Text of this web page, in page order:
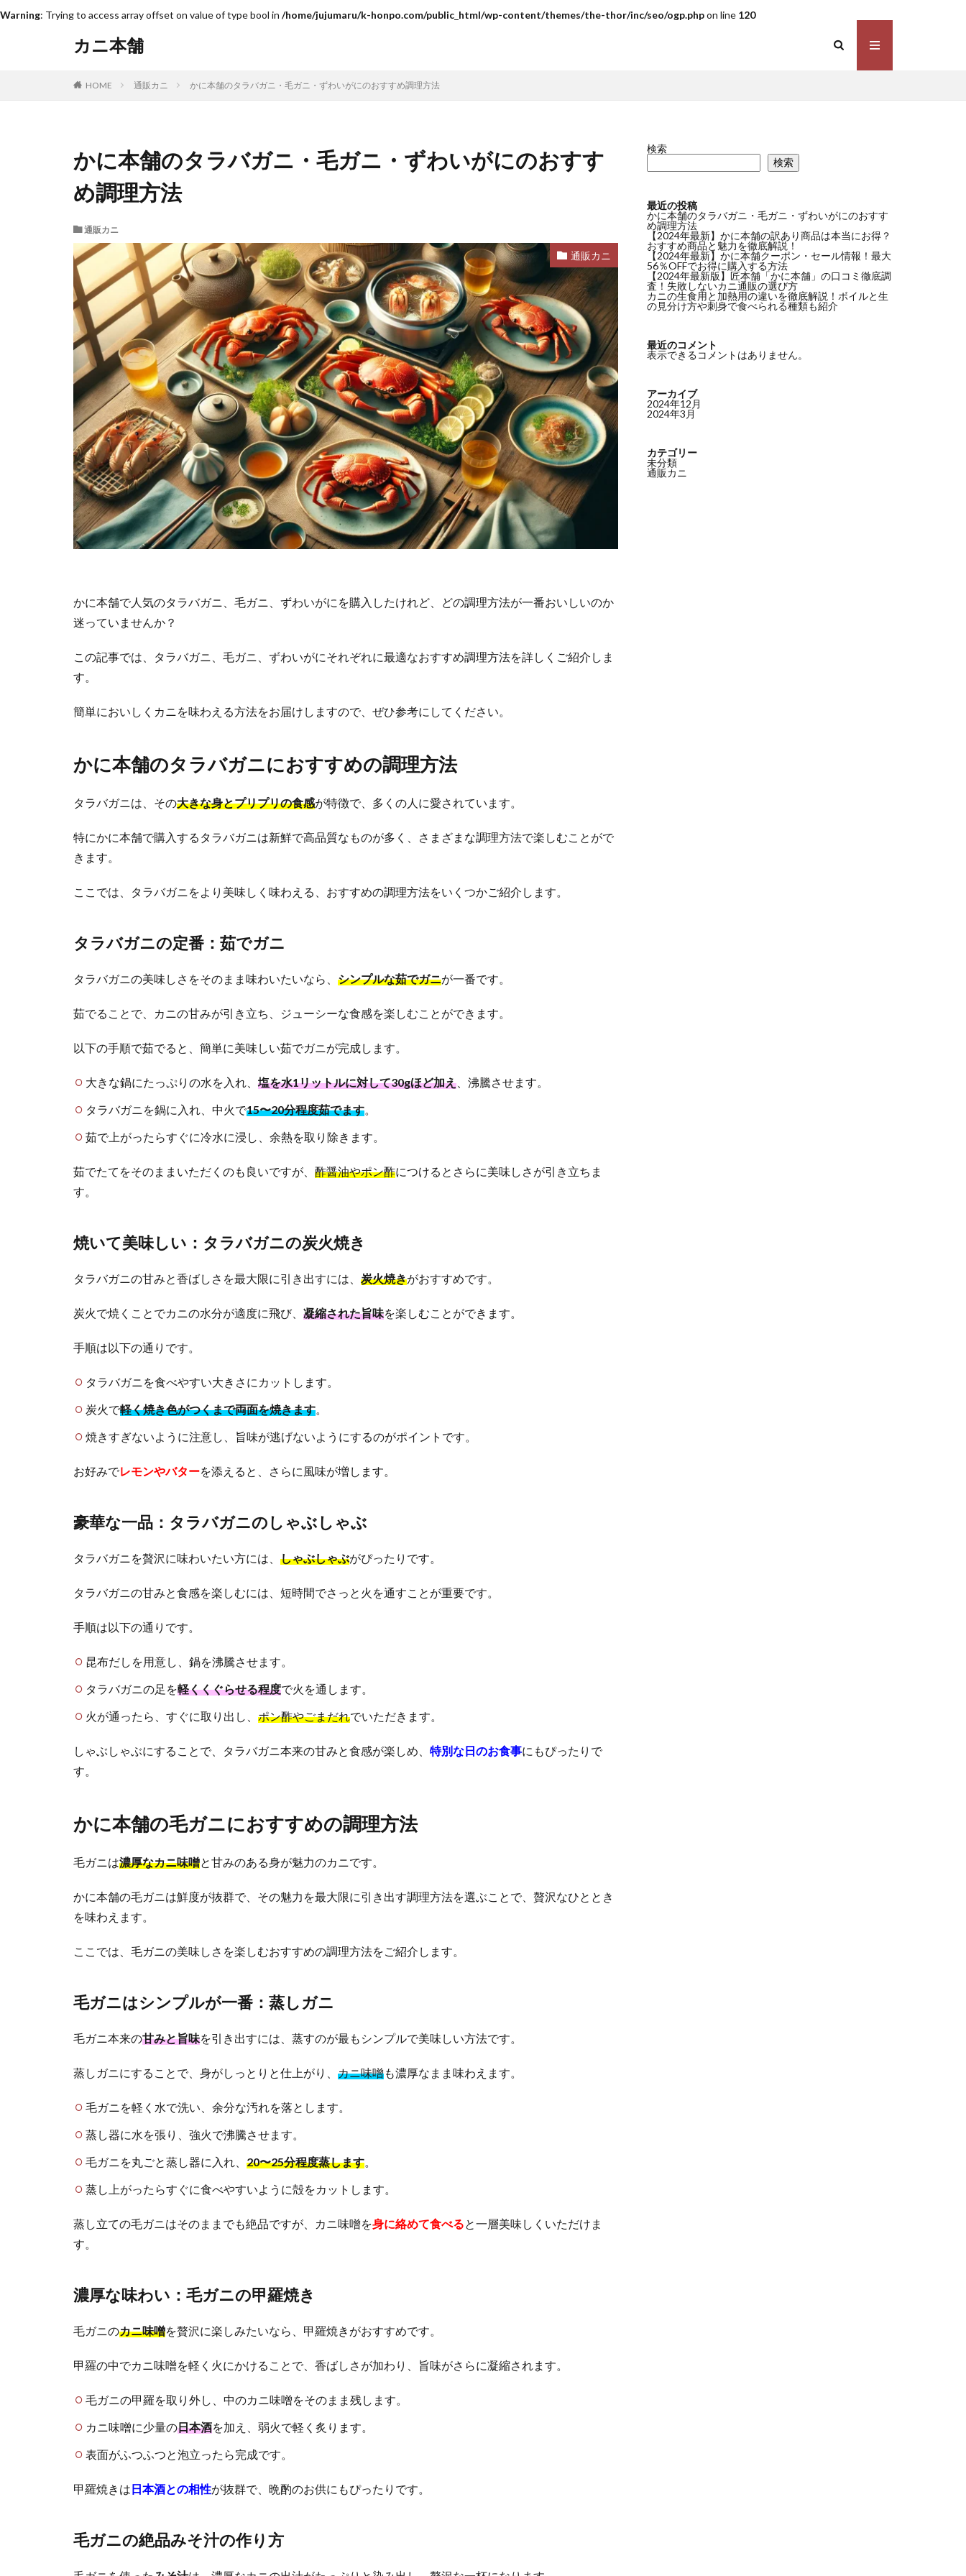
Warning: Trying to access array offset on value of type bool in /home/jujumaru/k-honpo.com/public_html/wp-content/themes/the-thor/inc/seo/ogp.phpon line 120
カニ本舗
HOME 通販カニ かに本舗のタラバガニ・毛ガニ・ずわいがにのおすすめ調理方法
かに本舗のタラバガニ・毛ガニ・ずわいがにのおすす
め調理方法
通販カニ
通販カニ
かに本舗で人気のタラバガニ、毛ガニ、ずわいがにを購入したけれど、どの調理方法が一番おいしいのか
迷っていませんか？
この記事では、タラバガニ、毛ガニ、ずわいがにそれぞれに最適なおすすめ調理方法を詳しくご紹介しま
す。
簡単においしくカニを味わえる方法をお届けしますので、ぜひ参考にしてください。
かに本舗のタラバガニにおすすめの調理方法
タラバガニは、その大きな身とプリプリの食感が特徴で、多くの人に愛されています。
特にかに本舗で購入するタラバガニは新鮮で高品質なものが多く、さまざまな調理方法で楽しむことがで
きます。
ここでは、タラバガニをより美味しく味わえる、おすすめの調理方法をいくつかご紹介します。
タラバガニの定番：茹でガニ
タラバガニの美味しさをそのまま味わいたいなら、 シンプルな茹でガニが一番です。
茹でることで、カニの甘みが引き立ち、ジューシーな食感を楽しむことができます。
以下の手順で茹でると、簡単に美味しい茹でガニが完成します。
大きな鍋にたっぷりの水を入れ、 塩を水1リットルに対して30gほど加え 、沸騰させます。
タラバガニを鍋に入れ、中火で15〜20分程度茹でます。
茹で上がったらすぐに冷水に浸し、余熱を取り除きます。
茹でたてをそのままいただくのも良いですが、 酢醤油やポン酢につけるとさらに美味しさが引き立ちま
す。
焼いて美味しい：タラバガニの炭火焼き
タラバガニの甘みと香ばしさを最大限に引き出すには、 炭火焼きがおすすめです。
炭火で焼くことでカニの水分が適度に飛び、 凝縮された旨味を楽しむことができます。
手順は以下の通りです。
タラバガニを食べやすい大きさにカットします。
炭火で軽く焼き色がつくまで両面を焼きます。
焼きすぎないように注意し、旨味が逃げないようにするのがポイントです。
お好みでレモンやバターを添えると、さらに風味が増します。
豪華な一品：タラバガニのしゃぶしゃぶ
タラバガニを贅沢に味わいたい方には、 しゃぶしゃぶがぴったりです。
タラバガニの甘みと食感を楽しむには、短時間でさっと火を通すことが重要です。
手順は以下の通りです。
昆布だしを用意し、鍋を沸騰させます。
タラバガニの足を軽くくぐらせる程度で火を通します。
火が通ったら、すぐに取り出し、 ポン酢やごまだれでいただきます。
しゃぶしゃぶにすることで、タラバガニ本来の甘みと食感が楽しめ、 特別な日のお食事にもぴったりで
す。
かに本舗の毛ガニにおすすめの調理方法
毛ガニは濃厚なカニ味噌と甘みのある身が魅力のカニです。
かに本舗の毛ガニは鮮度が抜群で、その魅力を最大限に引き出す調理方法を選ぶことで、贅沢なひととき
を味わえます。
ここでは、毛ガニの美味しさを楽しむおすすめの調理方法をご紹介します。
毛ガニはシンプルが一番：蒸しガニ
毛ガニ本来の甘みと旨味を引き出すには、蒸すのが最もシンプルで美味しい方法です。
蒸しガニにすることで、身がしっとりと仕上がり、 カニ味噌も濃厚なまま味わえます。
毛ガニを軽く水で洗い、余分な汚れを落とします。
蒸し器に水を張り、強火で沸騰させます。
毛ガニを丸ごと蒸し器に入れ、 20〜25分程度蒸します。
蒸し上がったらすぐに食べやすいように殻をカットします。
蒸し立ての毛ガニはそのままでも絶品ですが、カニ味噌を身に絡めて食べると一層美味しくいただけま
す。
濃厚な味わい：毛ガニの甲羅焼き
毛ガニのカニ味噌を贅沢に楽しみたいなら、甲羅焼きがおすすめです。
甲羅の中でカニ味噌を軽く火にかけることで、香ばしさが加わり、旨味がさらに凝縮されます。
毛ガニの甲羅を取り外し、中のカニ味噌をそのまま残します。
カニ味噌に少量の日本酒を加え、弱火で軽く炙ります。
表面がふつふつと泡立ったら完成です。
甲羅焼きは 日本酒との相性が抜群で、晩酌のお供にもぴったりです。
毛ガニの絶品みそ汁の作り方
検索
検索
最近の投稿
かに本舗のタラバガニ・毛ガニ・ずわいがにのおすす
め調理方法
【2024年最新】かに本舗の訳あり商品は本当にお得？
おすすめ商品と魅力を徹底解説！
【2024年最新】かに本舗クーポン・セール情報！最大
56％OFFでお得に購入する方法
【2024年最新版】匠本舗「かに本舗」の口コミ徹底調
査！失敗しないカニ通販の選び方
カニの生食用と加熱用の違いを徹底解説！ボイルと生
の見分け方や刺身で食べられる種類も紹介
最近のコメント
表示できるコメントはありません。
アーカイブ
2024年12月
2024年3月
カテゴリー
未分類
通販カニ